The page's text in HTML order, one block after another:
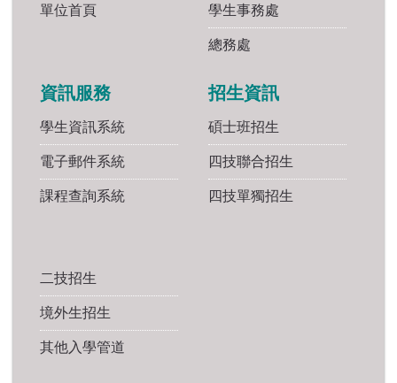
單位首頁 學生事務處
總務處
資訊服務
學生資訊系統
電子郵件系統
課程查詢系統
招生資訊
碩士班招生
四技聯合招生
四技單獨招生
二技招生
境外生招生
其他入學管道